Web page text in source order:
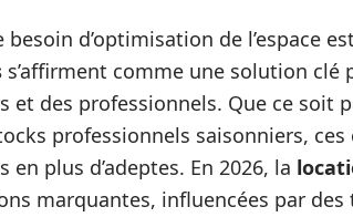
d’optimisation de l’espace
s’affirment comme une solution
et des professionnels. Que ce soit
professionnels saisonniers, ces
plus d’adeptes. En 2026, la
marquantes, influencées par